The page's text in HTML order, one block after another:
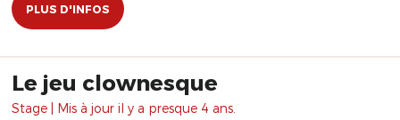
PLUS D'INFOS
Le jeu clownesque
Stage | Mis à jour il y a presque 4 ans.